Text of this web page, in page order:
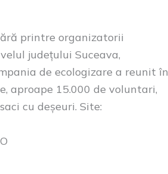
printre organizatorii
județului Suceava,
de ecologizare a reunit în
aproape 15.000 de voluntari,
cu deșeuri. Site: